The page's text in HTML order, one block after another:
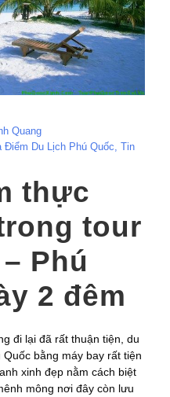
Quang
Điểm Du Lịch Phú Quốc Tin
thực
tour
Phú
2 đêm
đi lại đã rất thuận tiện, du
bằng máy bay rất tiện
xinh đẹp nằm cách biệt
mông nơi đây còn lưu